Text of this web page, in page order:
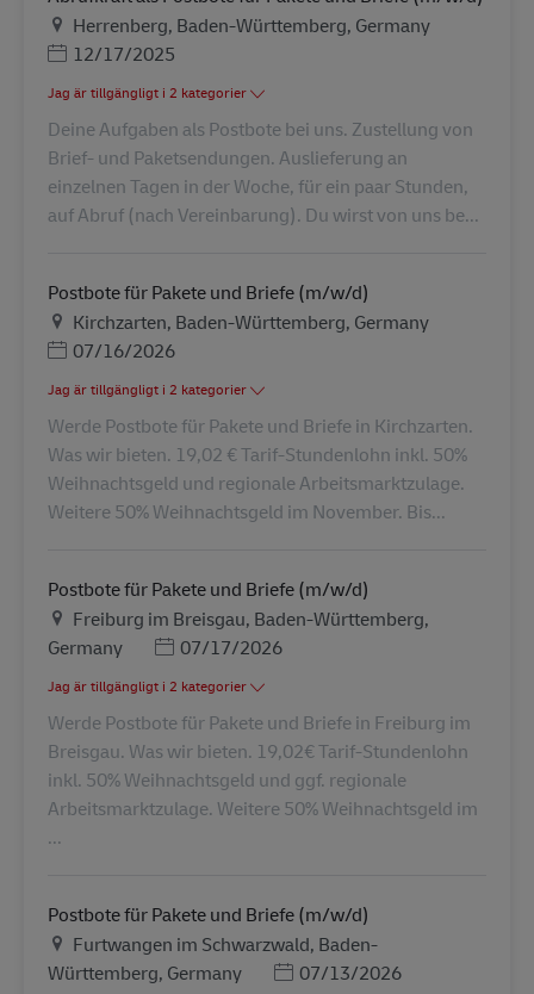
PlatsHerrenberg, Baden-Württemberg, Germany
Posted Date
12/17/2025
Jag är tillgängligt i 2 kategorier
Deine Aufgaben als Postbote bei uns. Zustellung von
Brief- und Paketsendungen. Auslieferung an
einzelnen Tagen in der Woche, für ein paar Stunden,
auf Abruf (nach Vereinbarung). Du wirst von uns be...
Postbote für Pakete und Briefe (m/w/d)
PlatsKirchzarten, Baden-Württemberg, Germany
Posted Date
07/16/2026
Jag är tillgängligt i 2 kategorier
Werde Postbote für Pakete und Briefe in Kirchzarten.
Was wir bieten. 19,02 € Tarif-Stundenlohn inkl. 50%
Weihnachtsgeld und regionale Arbeitsmarktzulage.
Weitere 50% Weihnachtsgeld im November. Bis...
Postbote für Pakete und Briefe (m/w/d)
PlatsFreiburg im Breisgau, Baden-Württemberg,
Germany
Posted Date
07/17/2026
Jag är tillgängligt i 2 kategorier
Werde Postbote für Pakete und Briefe in Freiburg im
Breisgau. Was wir bieten. 19,02€ Tarif-Stundenlohn
inkl. 50% Weihnachtsgeld und ggf. regionale
Arbeitsmarktzulage. Weitere 50% Weihnachtsgeld im
...
Postbote für Pakete und Briefe (m/w/d)
PlatsFurtwangen im Schwarzwald, Baden-
Württemberg, Germany
Posted Date
07/13/2026